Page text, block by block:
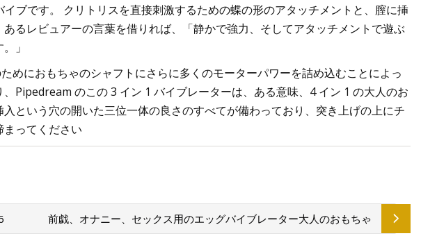
ブです。 クリトリスを直接刺激するための蝶の形のアタッチメントと、膣に挿
るレビュアーの言葉を借りれば、「静かで強力、そしてアタッチメントで遊ぶ
」
めにおもちゃのシャフトにさらに多くのモーターパワーを詰め込むことによっ
Pipedream のこの 3 イン 1 バイブレーターは、ある意味、4 イン 1 の大人のお
という穴の開いた三位一体の良さのすべてが備わっており、突き上げの上にチ
ってください
前戯、オナニー、セックス用のエッグバイブレーター大人のおもちゃ